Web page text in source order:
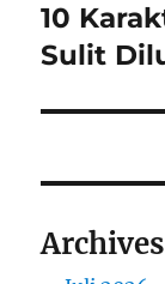
Next
post:
10
Sulit
Archives